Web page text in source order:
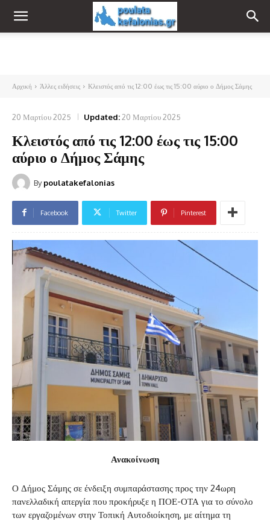
Αρχική Άλλες ειδήσεις Κλειστός από τις 12:00 έως τις 15:00 αύριο ο Δήμος Σάμης
20 Μαρτίου 2025 Updated:20 Μαρτίου 2025
Κλειστός από τις 12:00 έως τις 15:00
αύριο ο Δήμος Σάμης
By poulatakefalonias
Facebook Twitter Pinterest
Ανακοίνωση
Ο Δήμος Σάμης σε ένδειξη συμπαράστασης προς την 24ωρη
πανελλαδική απεργία που προκήρυξε η ΠΟΕ-ΟΤΑ για το σύνολο
των εργαζομένων στην Τοπική Αυτοδιοίκηση, με αίτημα τη